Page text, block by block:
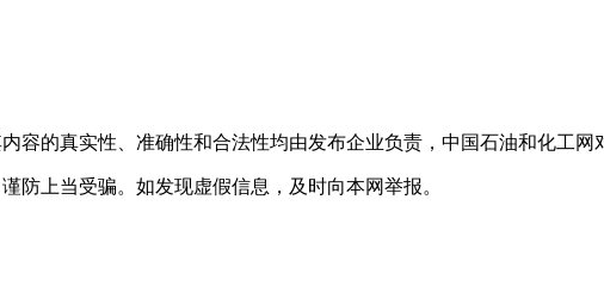
容的真实性、准确性和合法性均由发布企业负责，中国石油和化工
防上当受骗。如发现虚假信息，及时向本网举报。